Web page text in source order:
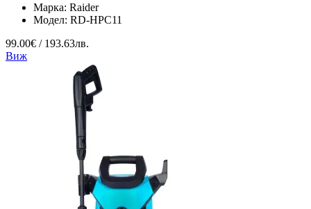
Марка: Raider
Модел: RD-HPC11
99.00€ / 193.63лв.
Виж